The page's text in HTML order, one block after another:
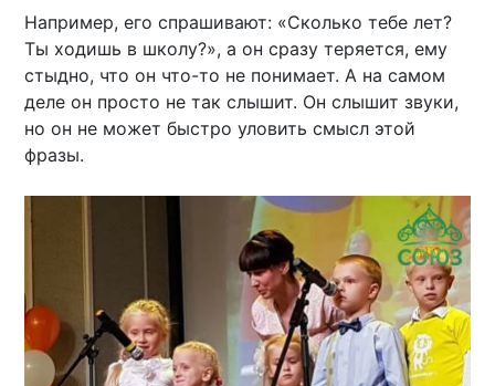
Например, его спрашивают: «Сколько тебе лет?
Ты ходишь в школу?», а он сразу теряется, ему
стыдно, что он что-то не понимает. А на самом
деле он просто не так слышит. Он слышит звуки,
но он не может быстро уловить смысл этой
фразы.